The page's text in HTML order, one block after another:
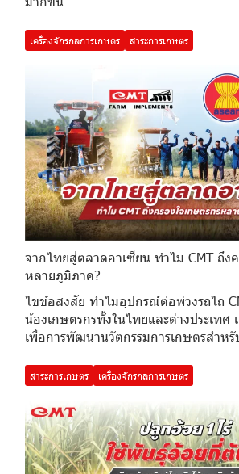
เครื่องจักรกลการเกษตร สาระการเกษตร
จากไทยสู่ตลาดอาเซียน ทำไม CMT ถึง
หลายภูมิภาค?
ไขข้อสงสัย ทำไมอุปกรณ์ต่อพ่วงรถไถ
น้องเกษตรกรทั้งในไทยและต่างประเทศ
เพื่อการพัฒนานวัตกรรมการเกษตรสำห
สาระการเกษตร เครื่องจักรกลการเกษตร